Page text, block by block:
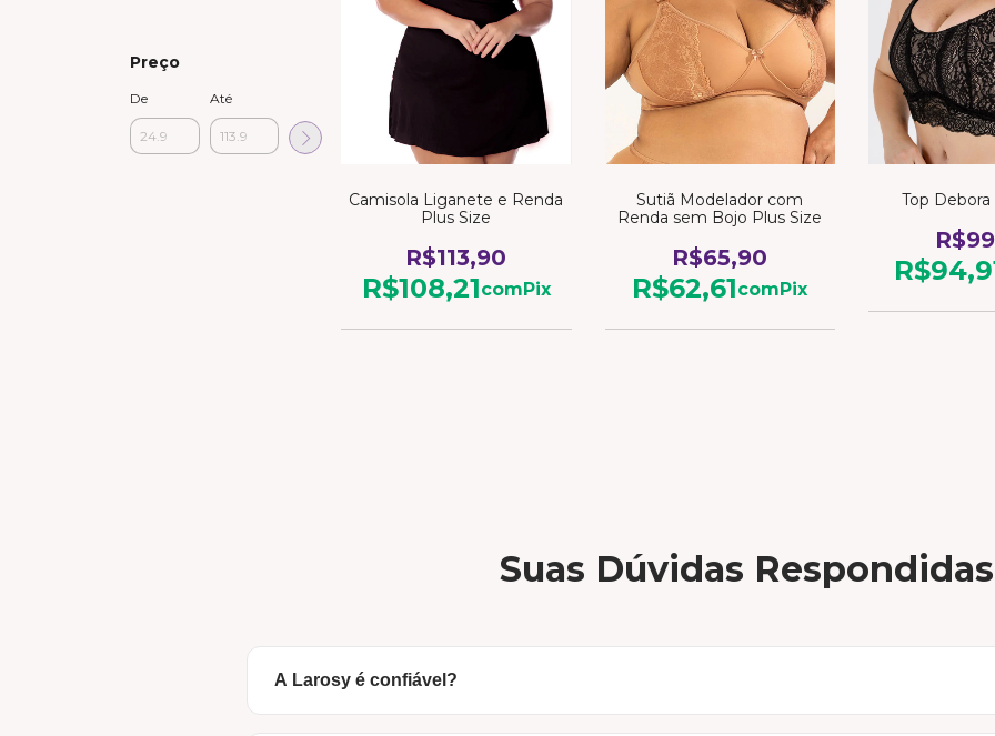
Preço
De Até
Camisola Liganete e Renda
Plus Size
R$113,90
R$108,21comPix
Sutiã Modelador com
Renda sem Bojo Plus Size
R$65,90
R$62,61comPix
Top Debora
Suas Dúvidas Respondidas
A Larosy é confiável?